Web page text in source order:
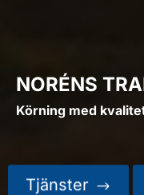
NORÉNS
Körning med
Tjänster $